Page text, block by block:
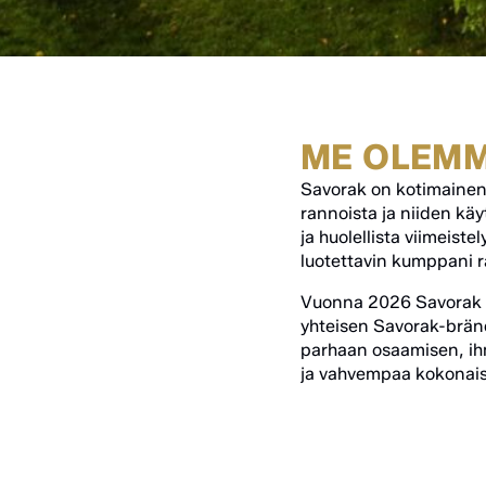
ME
Savorak on
rannoista ja niiden
ja huolellista
luotettavin kumppani
Vuonna 2026
yhteisen Savorak-
parhaan osaamisen,
ja vahvempaa